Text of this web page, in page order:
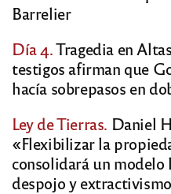
Barrelier
Día 4.Tragedia en
testigos afirman que
hacía sobrepasos en
Ley de Tierras. Daniel
«Flexibilizar la
consolidará un
despojo y